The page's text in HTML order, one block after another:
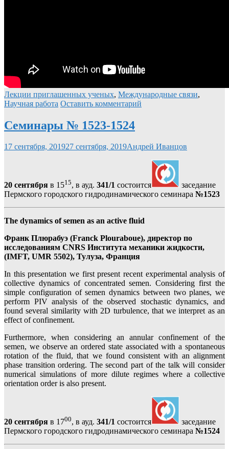
Лекции приглашенных ученых, Международные связи,
Научная работа Оставить комментарий
Семинары № 1523-1524
17 сентября, 201927 сентября, 2019Андрей Иванцов
20 сентября в 1515, в ауд. 341/1 состоится
заседание
Пермского городского гидродинамического семинара №1523
The dynamics of semen as an active fluid
Франк Плюрабуэ (Franck Plouraboue), директор по
исследованиям CNRS Института механики жидкости,
(IMFT, UMR 5502), Тулуза, Франция
In this presentation we first present recent experimental analysis of
collective dynamics of concentrated semen. Considering first the
simple configuration of semen dynamics between two planes, we
perform PIV analysis of the observed stochastic dynamics, and
found several similarity with 2D turbulence, that we interpret as an
effect of confinement.
Furthermore, when considering an annular confinement of the
semen, we observe an ordered state associated with a spontaneous
rotation of the fluid, that we found consistent with an alignment
phase transition ordering. The second part of the talk will consider
numerical simulations of more dilute regimes where a collective
orientation order is also present.
20 сентября в 1700, в ауд. 341/1 состоится
заседание
Пермского городского гидродинамического семинара №1524